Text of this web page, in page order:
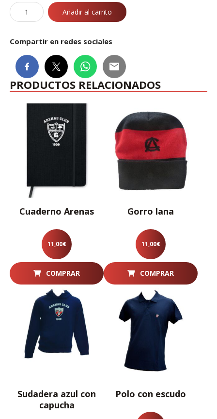
Sudadera
gris
Añadir al carrito
Compartir en redes sociales
PRODUCTOS RELACIONADOS
Cuaderno Arenas
11,00€
COMPRAR
Gorro lana
11,00€
COMPRAR
Sudadera azul con
capucha
Polo con escudo